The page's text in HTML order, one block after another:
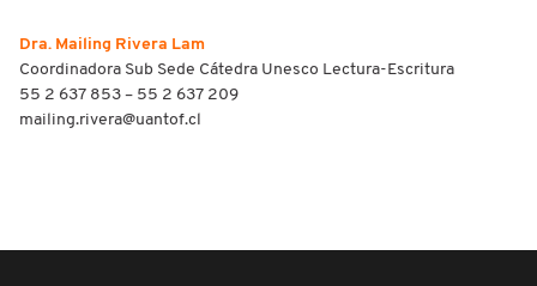
Dra. Mailing Rivera Lam
Coordinadora Sub Sede Cátedra Unesco Lectura-Escritura
55 2 637 853 – 55 2 637 209
mailing.rivera@uantof.cl